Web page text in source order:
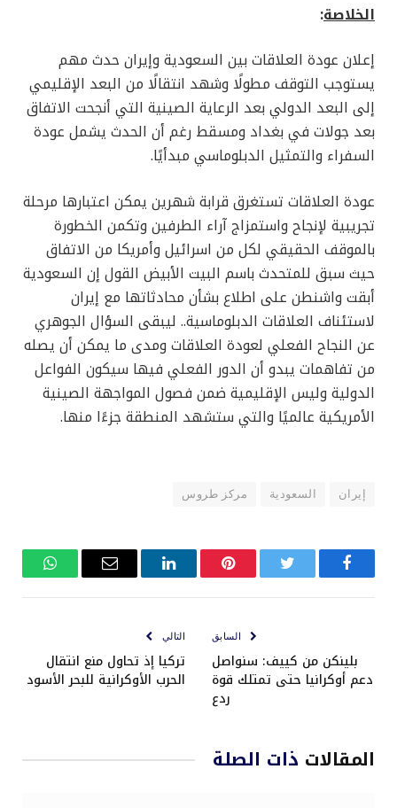
الخلاصة:
إعلان عودة العلاقات بين السعودية وإيران حدث مهم
يستوجب التوقف مطولًا وشهد انتقالًا من البعد الإقليمي
إلى البعد الدولي بعد الرعاية الصينية التي أنجحت الاتفاق
بعد جولات في بغداد ومسقط رغم أن الحدث يشمل عودة
السفراء والتمثيل الدبلوماسي مبدأيًا.
عودة العلاقات تستغرق قرابة شهرين يمكن اعتبارها مرحلة
تجريبية لإنجاح واستمزاج آراء الطرفين وتكمن الخطورة
بالموقف الحقيقي لكل من اسرائيل وأمريكا من الاتفاق
حيث سبق للمتحدث باسم البيت الأبيض القول إن السعودية
أبقت واشنطن على اطلاع بشأن محادثاتها مع إيران
لاستئناف العلاقات الدبلوماسية.. ليبقى السؤال الجوهري
عن النجاح الفعلي لعودة العلاقات ومدى ما يمكن أن يصله
من تفاهمات يبدو أن الدور الفعلي فيها سيكون الفواعل
الدولية وليس الإقليمية ضمن فصول المواجهة الصينية
الأمريكية عالميًا والتي ستشهد المنطقة جزءًا منها.
إيران السعودية مركز طروس
فيسبوك تويتر بينتيريستلينكدإن
البريد
واتساب
السابق
بلينكن من كييف: سنواصل
دعم أوكرانيا حتى تمتلك قوة
ردع
التالي
تركيا إذ تحاول منع انتقال
الحرب الأوكرانية للبحر الأسود
المقالات ذات الصلة